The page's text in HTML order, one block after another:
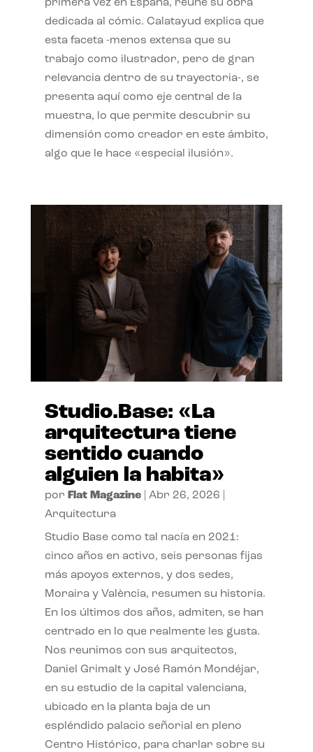
primera vez en España, reúne su obra
dedicada al cómic. Calatayud explica que
esta faceta -menos extensa que su
trabajo como ilustrador, pero de gran
relevancia dentro de su trayectoria-, se
presenta aquí como eje central de la
muestra, lo que permite descubrir su
dimensión como creador en este ámbito,
algo que le hace «especial ilusión».
Studio.Base: «La
arquitectura tiene
sentido cuando
alguien la habita»
por Flat Magazine| Abr 26, 2026
Arquitectura
Studio Base como tal nacía en 2021:
cinco años en activo, seis personas fijas
más apoyos externos, y dos sedes,
Moraira y València, resumen su historia.
En los últimos dos años, admiten, se han
centrado en lo que realmente les gusta.
Nos reunimos con sus arquitectos,
Daniel Grimalt y José Ramón Mondéjar,
en su estudio de la capital valenciana,
ubicado en la planta baja de un
espléndido palacio señorial en pleno
Centro Histórico, para charlar sobre su